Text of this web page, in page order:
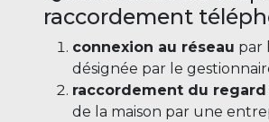
raccordement
connexion au réseau par
désignée par le
raccordement du regard
de la maison par une